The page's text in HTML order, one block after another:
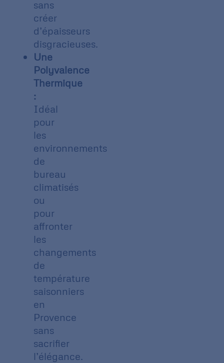
sans
créer
d’épaisseurs
disgracieuses.
Une
Polyvalence
Thermique
:
Idéal
pour
les
environnements
de
bureau
climatisés
ou
pour
affronter
les
changements
de
température
saisonniers
en
Provence
sans
sacrifier
l’élégance.